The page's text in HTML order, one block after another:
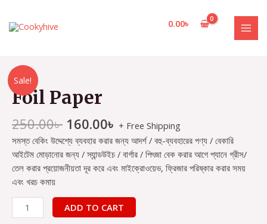
content
0.00৳
Sale!
Foil Paper
250.00৳ 160.00৳ + Free Shipping
সমস্ত বেকিং উদ্দেশ্যে ব্যবহার করার জন্য আদর্শ / বহু-ব্যবহারের পণ্য / বেকারি
আইটেম মোড়ানোর জন্য / স্যান্ডউইচ / বার্গার / পিৎজা বেক করার আগে প্যানে গ্রীস/
তেল করার প্রয়োজনীয়তা দূর করে এবং মাইক্রোওয়েভ, ফ্রিজার পরিষ্কার করার সময়
এবং খরচ কমায়
Paper
ADD TO CART